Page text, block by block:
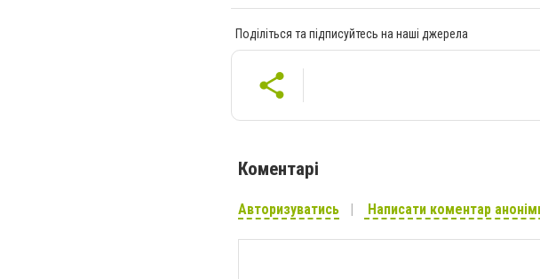
Поділіться та підписуйтесь на наші джерела
Коментарі
Авторизуватись Написати коментар